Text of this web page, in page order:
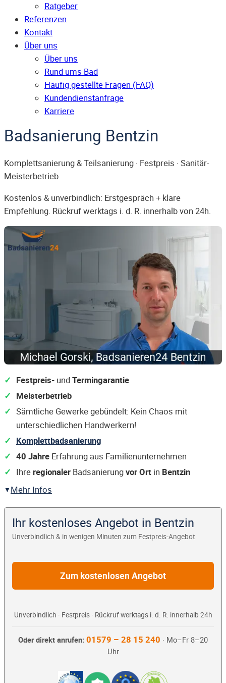
Ratgeber
Referenzen
Kontakt
Über uns
Über uns
Rund ums Bad
Häufig gestellte Fragen (FAQ)
Kunden­dienst­anfrage
Karriere
Badsanierung Bentzin
Komplettsanierung & Teilsanierung · Festpreis · Sanitär-
Meisterbetrieb
Kostenlos & unverbindlich: Erstgespräch + klare
Empfehlung. Rückruf werktags i. d. R. innerhalb von 24h.
Festpreis- undTermingarantie
Meisterbetrieb
Sämtliche Gewerke gebündelt: Kein Chaos mit
unterschiedlichen Handwerkern!
Komplettbadsanierung
40 Jahre Erfahrung aus Familienunternehmen
Ihre regionaler Badsanierungvor Ort in Bentzin
Mehr Infos
Ihr kostenloses Angebot in Bentzin
Unverbindlich & in wenigen Minuten zum Festpreis-Angebot
Zum kostenlosen Angebot
Unverbindlich · Festpreis · Rückruf werktags i. d. R. innerhalb 24h
Oder direkt anrufen: 01579 – 28 15 240 · Mo–Fr 8–20
Uhr